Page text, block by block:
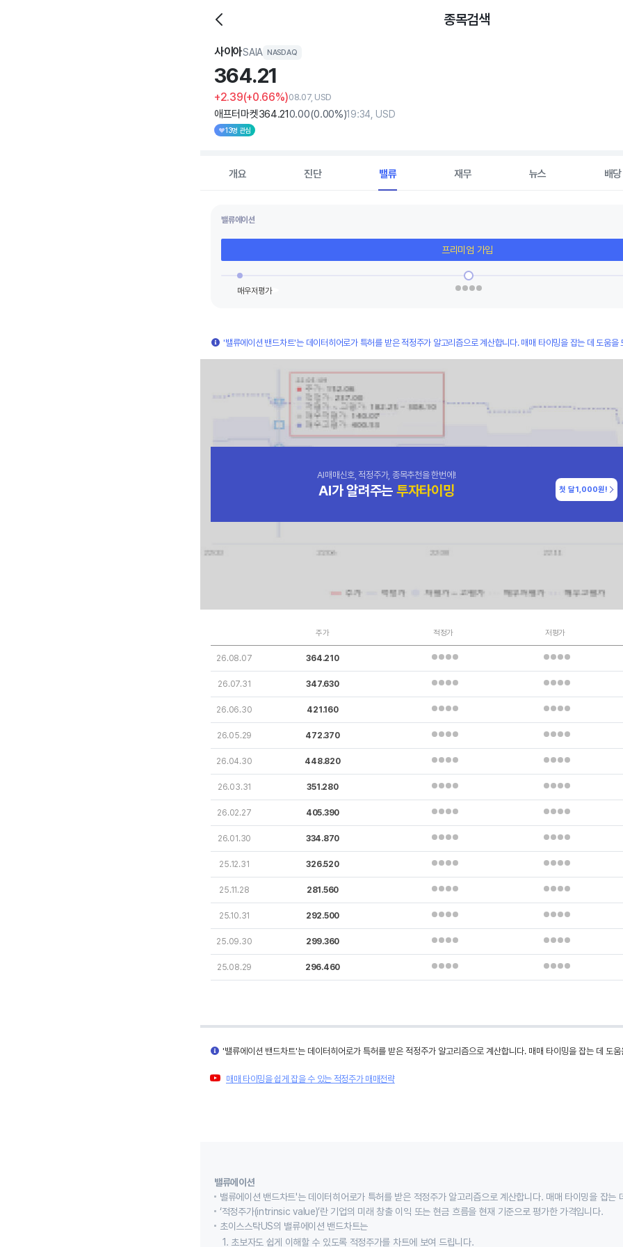
종목검색
사이아SAIA NASDAQ
364.21
+2.39(+0.66%)08.07, USD
애프터마켓364.210.00(0.00%)19:34, USD
13명 관심
개요 진단 밸류 재무 뉴스 배당
밸류에이션
프리미엄 가입
'밸류에이션 밴드차트'는 데이터히어로가 특허를 받은 적정주가 알고리즘으로 계산합니다. 매매 타이밍을 잡는 데 도움을
AI매매신호, 적정주가, 종목추천을 한번에!
AI가 알려주는 투자타이밍 첫 달1,000원!
주가 적정가 저평가
26.08.07 364.210
26.07.31 347.630
26.06.30 421.160
26.05.29 472.370
26.04.30 448.820
26.03.31 351.280
26.02.27 405.390
26.01.30 334.870
25.12.31 326.520
25.11.28 281.560
25.10.31 292.500
25.09.30 299.360
25.08.29 296.460
'밸류에이션 밴드차트'는 데이터히어로가 특허를 받은 적정주가 알고리즘으로 계산합니다. 매매 타이밍을 잡는 데 도
매매 타이밍을 쉽게 잡을 수 있는 적정주가 매매전략
밸류에이션
밸류에이션 밴드차트'는 데이터히어로가 특허를 받은 적정주가 알고리즘으로 계산합니다. 매매 타이밍을 잡는
‘적정주가(intrinsic value)’란 기업의 미래 창출 이익 또는 현금 흐름을 현재 기준으로 평가한 가격입니다.
초이스스탁US의 밸류에이션 밴드차트는
1. 초보자도 쉽게 이해할 수 있도록 적정주가를 차트에 보여 드립니다.